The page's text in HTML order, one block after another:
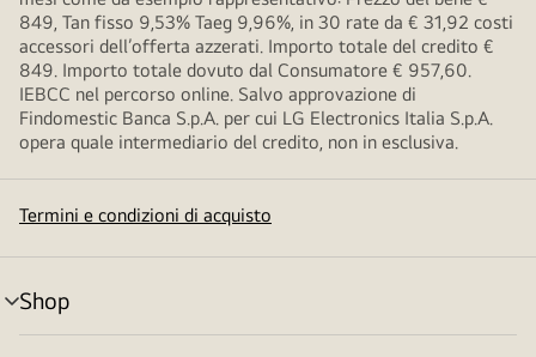
849, Tan fisso 9,53% Taeg 9,96%, in 30 rate da € 31,92 costi
accessori dell’offerta azzerati. Importo totale del credito €
849. Importo totale dovuto dal Consumatore € 957,60.
IEBCC nel percorso online. Salvo approvazione di
Findomestic Banca S.p.A. per cui LG Electronics Italia S.p.A.
opera quale intermediario del credito, non in esclusiva.
Termini e condizioni di acquisto
Shop
Attivazione
menu